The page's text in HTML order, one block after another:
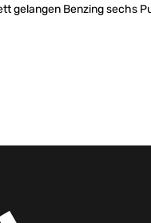
gelangen Benzing sechs